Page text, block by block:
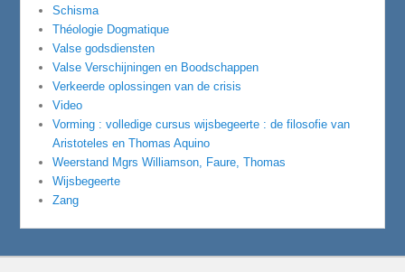
Schisma
Théologie Dogmatique
Valse godsdiensten
Valse Verschijningen en Boodschappen
Verkeerde oplossingen van de crisis
Video
Vorming : volledige cursus wijsbegeerte : de filosofie van
Aristoteles en Thomas Aquino
Weerstand Mgrs Williamson, Faure, Thomas
Wijsbegeerte
Zang